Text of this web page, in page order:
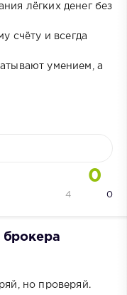
лёгких денег без
счёту и всегда
умением, а
0
0
4
брокера
но проверяй.